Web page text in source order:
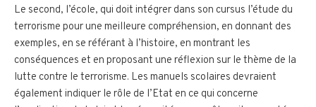
Le second, l’école, qui doit intégrer dans son cursus l’étude du
terrorisme pour une meilleure compréhension, en donnant des
exemples, en se référant à l’histoire, en montrant les
conséquences et en proposant une réflexion sur le thème de la
lutte contre le terrorisme. Les manuels scolaires devraient
également indiquer le rôle de l’Etat en ce qui concerne